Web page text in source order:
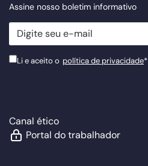
Assine nosso boletim informativo
newsletter.suscribe
Li e aceito o política de privacidade*
Canal ético
Portal do trabalhador